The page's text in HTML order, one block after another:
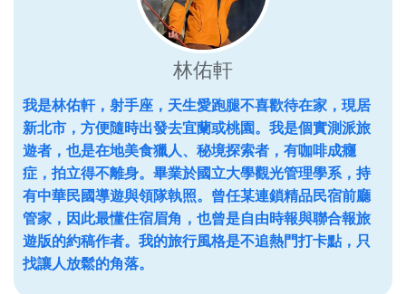
林佑軒
我是林佑軒，射手座，天生愛跑腿不喜歡待在家，現居
新北市，方便隨時出發去宜蘭或桃園。我是個實測派旅
遊者，也是在地美食獵人、秘境探索者，有咖啡成癮
症，拍立得不離身。畢業於國立大學觀光管理學系，持
有中華民國導遊與領隊執照。曾任某連鎖精品民宿前廳
管家，因此最懂住宿眉角，也曾是自由時報與聯合報旅
遊版的約稿作者。我的旅行風格是不追熱門打卡點，只
找讓人放鬆的角落。